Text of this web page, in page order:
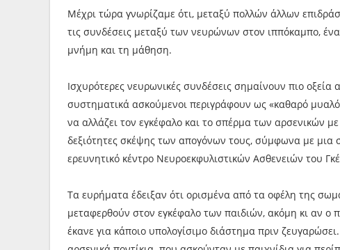
Μέχρι τώρα γνωρίζαμε ότι, μεταξύ πολλών άλλων
τις συνδέσεις μεταξύ των νευρώνων στον ιππόκαμπο,
μνήμη και τη μάθηση.
Ισχυρότερες νευρωνικές συνδέσεις σημαίνουν πιο οξεία
συστηματικά ασκούμενοι περιγράφουν ως «καθαρό
να αλλάζει τον εγκέφαλο και το σπέρμα των αρσενικών
δεξιότητες σκέψης των απογόνων τους, σύμφωνα με μια
ερευνητικό κέντρο Νευροεκφυλιστικών Ασθενειών του
Τα ευρήματα έδειξαν ότι ορισμένα από τα οφέλη της
μεταφερθούν στον εγκέφαλο των παιδιών, ακόμη κι αν
έκανε για κάποιο υπολογίσιμο διάστημα πριν